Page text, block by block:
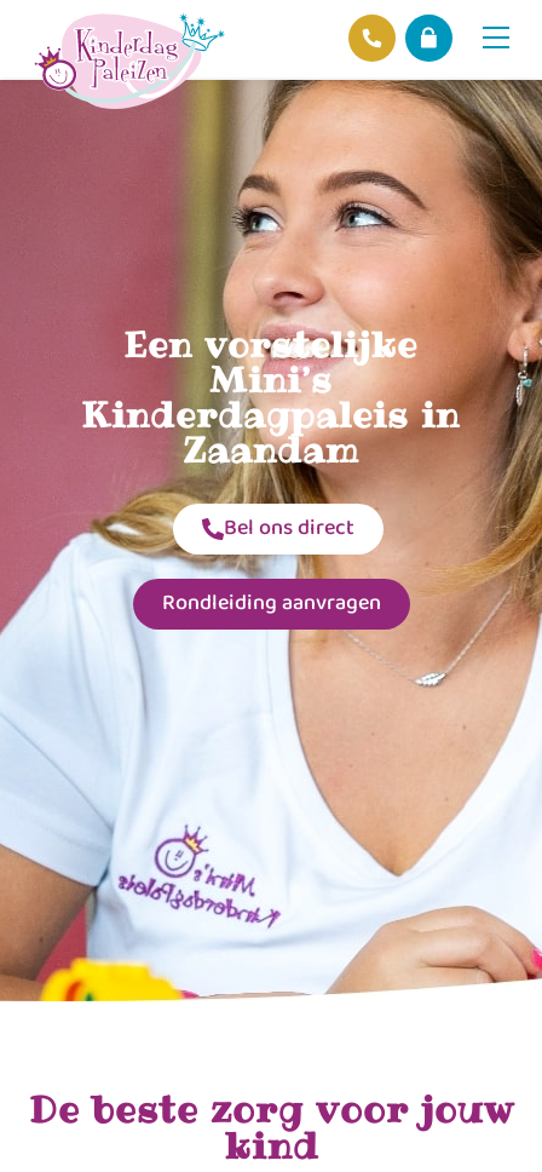
Een vorstelijke
Mini’s
Kinderdagpaleis in
Zaandam
Bel ons direct
Rondleiding aanvragen
De beste zorg voor jouw
kind